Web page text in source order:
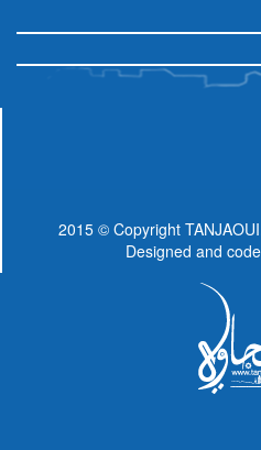
2015 © Copyright
Designed and